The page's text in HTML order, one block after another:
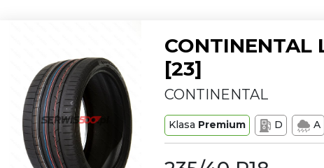
CONTINENTAL
[23]
CONTINENTAL
Klasa Premium D A